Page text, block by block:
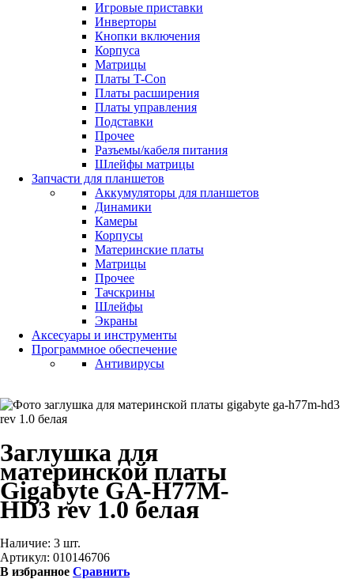
Игровые приставки
Инверторы
Кнопки включения
Корпуса
Матрицы
Платы T-Con
Платы расширения
Платы управления
Подставки
Прочее
Разъемы/кабеля питания
Шлейфы матрицы
Запчасти для планшетов
Аккумуляторы для планшетов
Динамики
Камеры
Корпусы
Материнские платы
Матрицы
Прочее
Тачскрины
Шлейфы
Экраны
Аксесуары и инструменты
Программное обеспечение
Антивирусы
Заглушка для
материнской платы
Gigabyte GA-H77M-
HD3 rev 1.0 белая
Наличие: 3 шт.
Артикул: 010146706
В избранное Сравнить